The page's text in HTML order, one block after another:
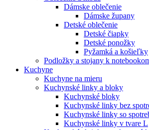
Dámske oblečenie
Dámske župany
Detské oblečenie
Detské čiapky
Detské ponožky
Pyžamká a košieľky
Podložky a stojany k
Kuchyne
Kuchyne na mieru
Kuchynské linky a bloky
Kuchynské bloky
Kuchynské linky bez
Kuchynské linky so
Kuchynské linky v tvare L